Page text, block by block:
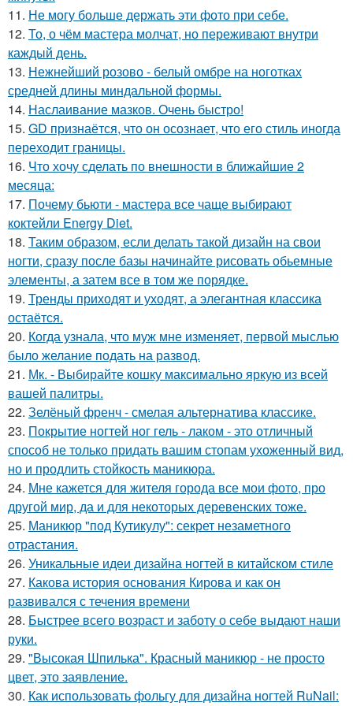
11. Не могу больше держать эти фото при себе.
12. То, о чём мастера молчат, но переживают внутри
каждый день.
13. Нежнейший розово - белый омбре на ноготках
средней длины миндальной формы.
14. Наслаивание мазков. Очень быстро!
15. GD признаётся, что он осознает, что его стиль иногда
переходит границы.
16. Что хочу сделать по внешности в ближайшие 2
месяца:
17. Почему бьюти - мастера все чаще выбирают
коктейли Energy Diet.
18. Таким образом, если делать такой дизайн на свои
ногти, сразу после базы начинайте рисовать обьемные
элементы, а затем все в том же порядке.
19. Тренды приходят и уходят, а элегантная классика
остаётся.
20. Когда узнала, что муж мне изменяет, первой мыслью
было желание подать на развод.
21. Мк. - Выбирайте кошку максимально яркую из всей
вашей палитры.
22. Зелёный френч - смелая альтернатива классике.
23. Покрытие ногтей ног гель - лаком - это отличный
способ не только придать вашим стопам ухоженный вид,
но и продлить стойкость маникюра.
24. Мне кажется для жителя города все мои фото, про
другой мир, да и для некоторых деревенских тоже.
25. Маникюр "под Кутикулу": секрет незаметного
отрастания.
26. Уникальные идеи дизайна ногтей в китайском стиле
27. Какова история основания Кирова и как он
развивался с течения времени
28. Быстрее всего возраст и заботу о себе выдают наши
руки.
29. "Высокая Шпилька". Красный маникюр - не просто
цвет, это заявление.
30. Как использовать фольгу для дизайна ногтей RuNail: